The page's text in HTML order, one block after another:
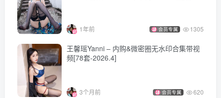
1年前 会员专属 1305
王馨瑶Yanni – 内购&微密圈无水印合集带视
频[78套-2026.4]
3个月前 会员专属 620